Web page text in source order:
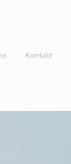
Kontakt